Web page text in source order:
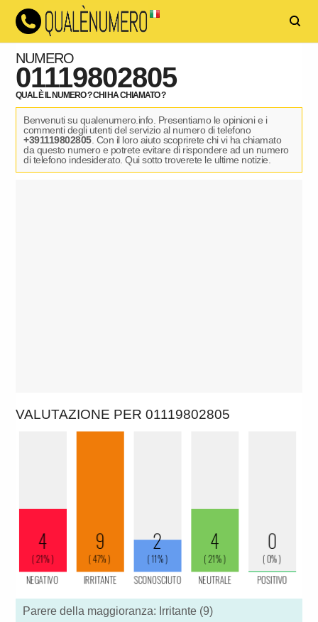
NUMERO
01119802805
QUAL È IL NUMERO ? CHI HA CHIAMATO ?
Benvenuti su qualenumero.info. Presentiamo le opinioni e i
commenti degli utenti del servizio al numero di telefono
+391119802805. Con il loro aiuto scoprirete chi vi ha chiamato
da questo numero e potrete evitare di rispondere ad un numero
di telefono indesiderato. Qui sotto troverete le ultime notizie.
VALUTAZIONE PER 01119802805
Parere della maggioranza: Irritante (9)